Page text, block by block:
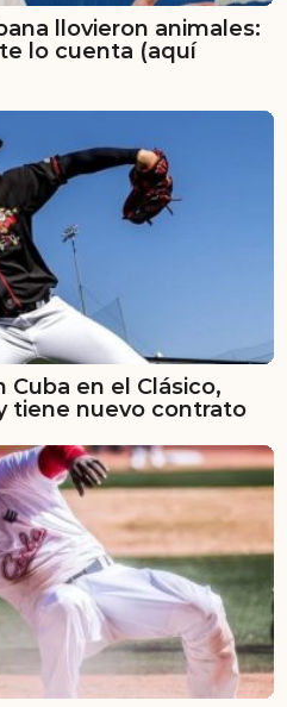
llovieron animales:
lo cuenta (aquí
Cuba en el Clásico,
tiene nuevo contrato